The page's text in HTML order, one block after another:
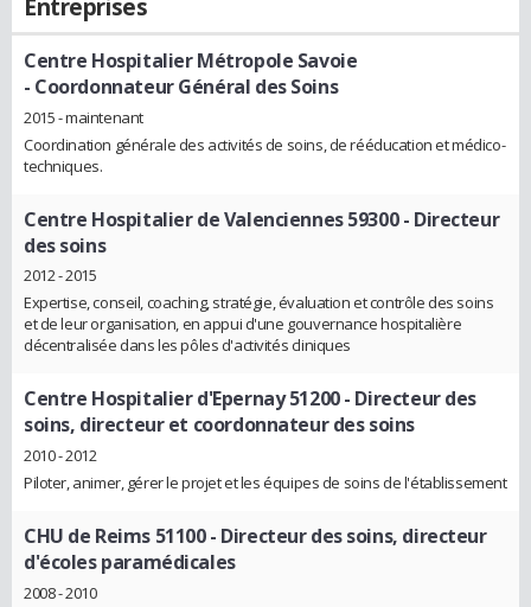
Entreprises
Centre Hospitalier Métropole Savoie
- Coordonnateur Général des Soins
2015 - maintenant
Coordination générale des activités de soins, de rééducation et médico-
techniques.
Centre Hospitalier de Valenciennes 59300- Directeur
des soins
2012 - 2015
Expertise, conseil, coaching, stratégie, évaluation et contrôle des soins
et de leur organisation, en appui d'une gouvernance hospitalière
décentralisée dans les pôles d'activités cliniques
Centre Hospitalier d'Epernay 51200- Directeur des
soins, directeur et coordonnateur des soins
2010 - 2012
Piloter, animer, gérer le projet et les équipes de soins de l'établissement
CHU de Reims 51100- Directeur des soins, directeur
d'écoles paramédicales
2008 - 2010